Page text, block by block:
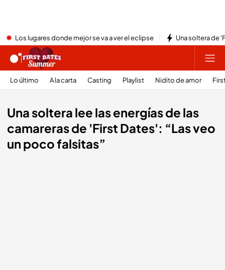
Los lugares donde mejor se va a ver el eclipse Una soltera de
Lo último A la carta Casting Playlist Nidito de amor
Una soltera lee las energías de las
camareras de 'First Dates': “Las veo
un poco falsitas”